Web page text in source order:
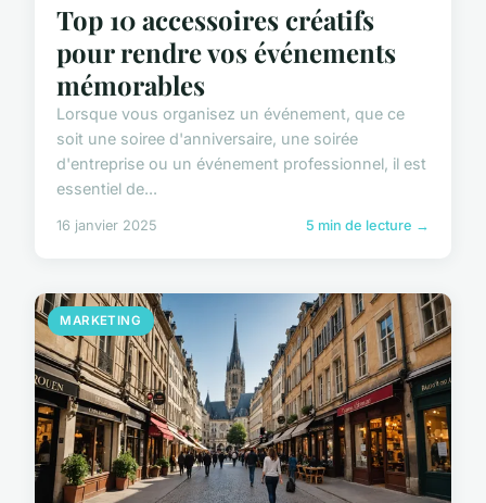
Top 10 accessoires créatifs
pour rendre vos événements
mémorables
Lorsque vous organisez un événement, que ce
soit une soiree d'anniversaire, une soirée
d'entreprise ou un événement professionnel, il est
essentiel de...
16 janvier 2025 5 min de lecture →
MARKETING